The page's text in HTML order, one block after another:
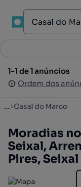
1-1 de 1 anúncios
Ordem dos
1-1 de 1 anúncios
Ordem dos
... Casal do Marco
Moradias
Seixal,
Pires, Seixal